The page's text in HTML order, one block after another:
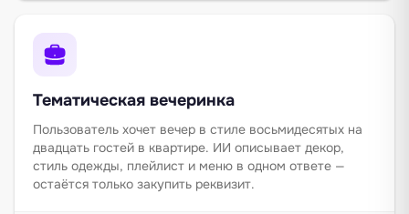
Тематическая вечеринка
Пользователь хочет вечер в стиле восьмидесятых на
двадцать гостей в квартире. ИИ описывает декор,
стиль одежды, плейлист и меню в одном ответе —
остаётся только закупить реквизит.